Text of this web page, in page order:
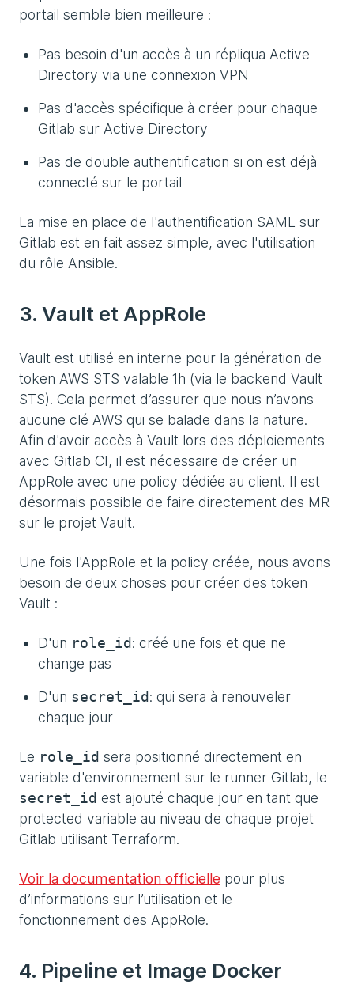
portail semble bien meilleure :
Pas besoin d'un accès à un répliqua Active
Directory via une connexion VPN
Pas d'accès spécifique à créer pour chaque
Gitlab sur Active Directory
Pas de double authentification si on est déjà
connecté sur le portail
La mise en place de l'authentification SAML sur
Gitlab est en fait assez simple, avec l'utilisation
du rôle Ansible.
3. Vault et AppRole
Vault est utilisé en interne pour la génération de
token AWS STS valable 1h (via le backend Vault
STS). Cela permet d’assurer que nous n’avons
aucune clé AWS qui se balade dans la nature.
Afin d'avoir accès à Vault lors des déploiements
avec Gitlab CI, il est nécessaire de créer un
AppRole avec une policy dédiée au client. Il est
désormais possible de faire directement des MR
sur le projet Vault.
Une fois l'AppRole et la policy créée, nous avons
besoin de deux choses pour créer des token
Vault :
D'un role_id : créé une fois et que ne
change pas
D'un secret_id : qui sera à renouveler
chaque jour
Le role_id sera positionné directement en
variable d'environnement sur le runner Gitlab, le
secret_id est ajouté chaque jour en tant que
protected variable au niveau de chaque projet
Gitlab utilisant Terraform.
Voir la documentation officielle pour plus
d’informations sur l’utilisation et le
fonctionnement des AppRole.
4. Pipeline et Image Docker